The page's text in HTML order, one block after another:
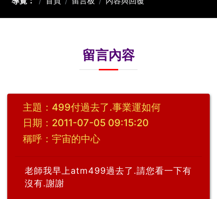
留言內容
主題：499付過去了.事業運如何
日期：2011-07-05 09:15:20
稱呼：宇宙的中心
老師我早上atm499過去了.請您看一下有
沒有.謝謝